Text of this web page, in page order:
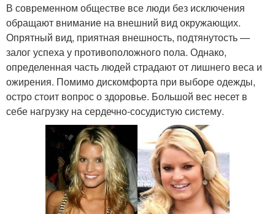
В современном обществе все люди без исключения
обращают внимание на внешний вид окружающих.
Опрятный вид, приятная внешность, подтянутость —
залог успеха у противоположного пола. Однако,
определенная часть людей страдают от лишнего веса и
ожирения. Помимо дискомфорта при выборе одежды,
остро стоит вопрос о здоровье. Большой вес несет в
себе нагрузку на сердечно-сосудистую систему.